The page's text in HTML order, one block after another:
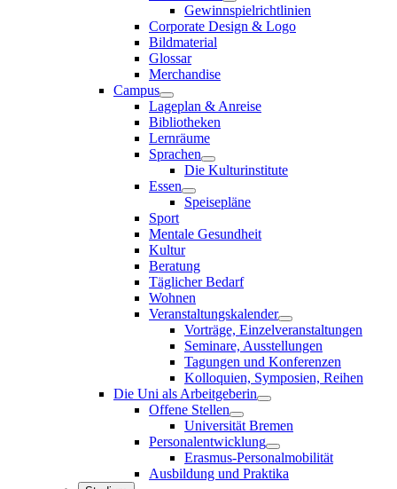
Gewinnspielrichtlinien
Corporate Design & Logo
Bildmaterial
Glossar
Merchandise
Campus
Lageplan & Anreise
Bibliotheken
Lernräume
Sprachen
Die Kulturinstitute
Essen
Speisepläne
Sport
Mentale Gesundheit
Kultur
Beratung
Täglicher Bedarf
Wohnen
Veranstaltungskalender
Vorträge, Einzelveranstaltungen
Seminare, Ausstellungen
Tagungen und Konferenzen
Kolloquien, Symposien, Reihen
Die Uni als Arbeitgeberin
Offene Stellen
Universität Bremen
Personalentwicklung
Erasmus-Personalmobilität
Ausbildung und Praktika